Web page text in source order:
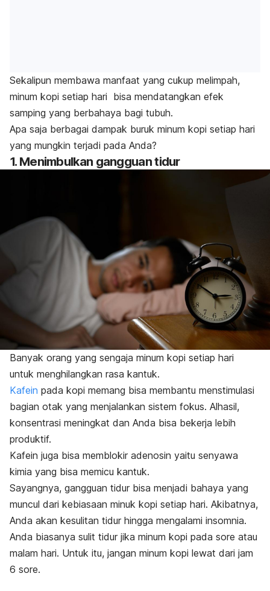
Sekalipun membawa manfaat yang cukup melimpah,
minum kopi setiap hari bisa mendatangkan efek
samping yang berbahaya bagi tubuh.
Apa saja berbagai dampak buruk minum kopi setiap hari
yang mungkin terjadi pada Anda?
1. Menimbulkan gangguan tidur
Banyak orang yang sengaja minum kopi setiap hari
untuk menghilangkan rasa kantuk.
Kafein pada kopi memang bisa membantu menstimulasi
bagian otak yang menjalankan sistem fokus. Alhasil,
konsentrasi meningkat dan Anda bisa bekerja lebih
produktif.
Kafein juga bisa memblokir adenosin yaitu senyawa
kimia yang bisa memicu kantuk.
Sayangnya, gangguan tidur bisa menjadi bahaya yang
muncul dari kebiasaan minuk kopi setiap hari. Akibatnya,
Anda akan kesulitan tidur hingga mengalami insomnia.
Anda biasanya sulit tidur jika minum kopi pada sore atau
malam hari. Untuk itu, jangan minum kopi lewat dari jam
6 sore.